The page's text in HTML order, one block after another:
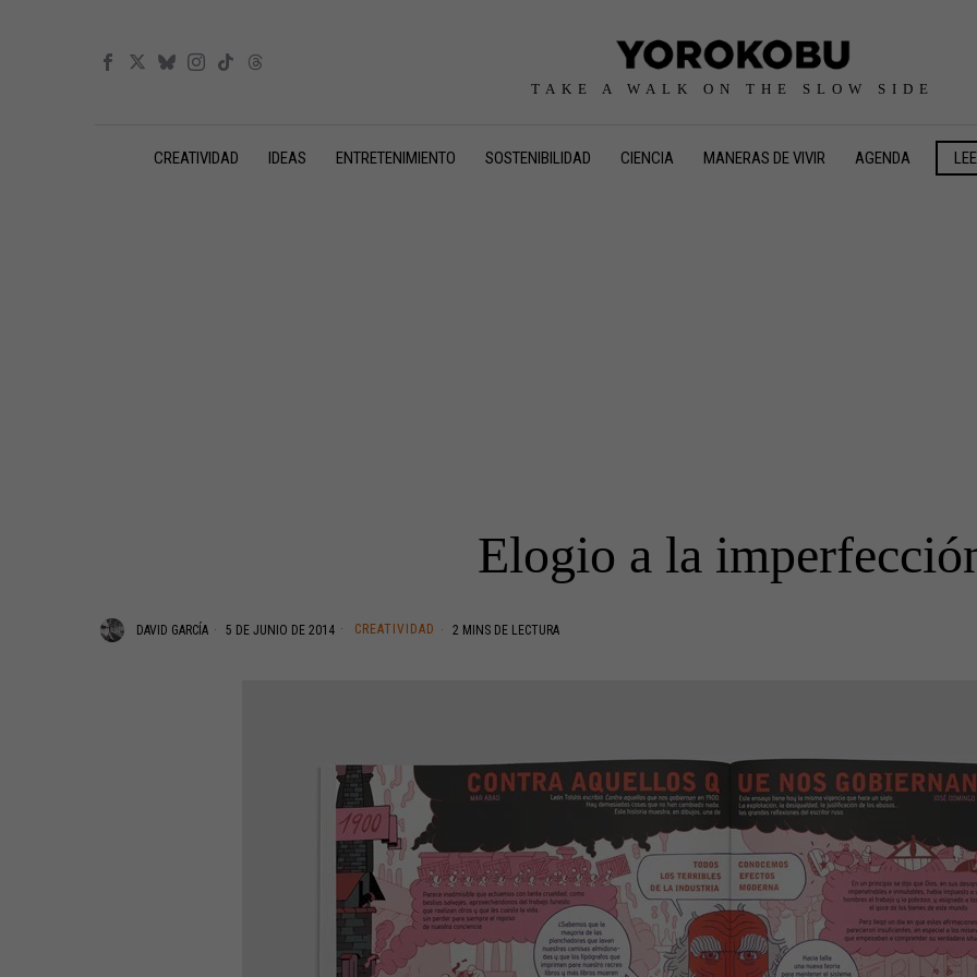
TAKE A WALK ON THE SLOW SIDE
CREATIVIDAD IDEAS ENTRETENIMIENTO SOSTENIBILIDAD CIENCIA MANERAS DE VIVIR AGENDA
Elogio a la
DAVID GARCÍA 5 DE JUNIO DE 2014 CREATIVIDAD 2 MINS DE LECTURA